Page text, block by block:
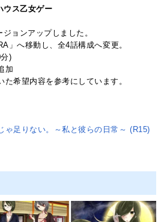
ウス乙女ゲー
ョンアップしました。
」へ移動し、全4話構成へ変更。
)
加
た希望内容を参考にしています。
ゃ足りない。～私と彼らの日常～ (R15)